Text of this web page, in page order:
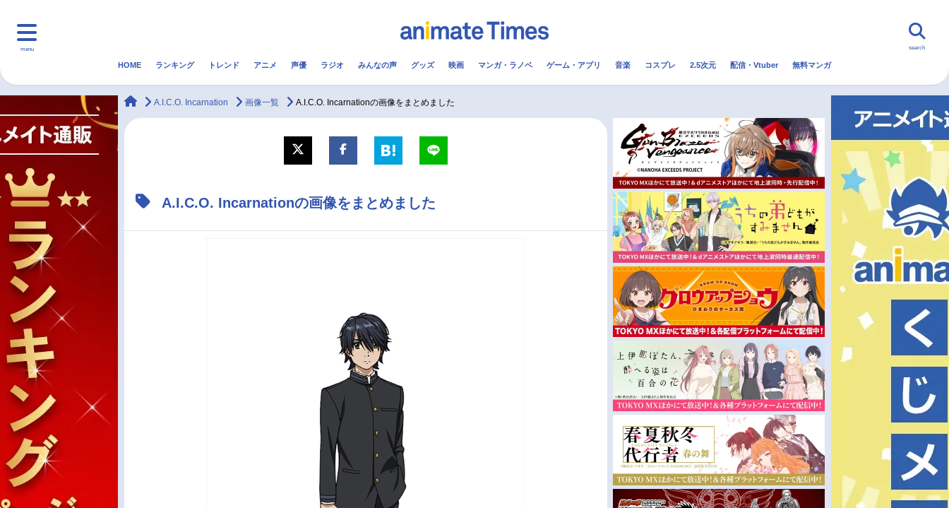
menu
マンガ・ラノベ 音楽 配信・Vtuber トレンド 無料マンガ
アニメ記事一覧
声優記事一覧
実写化映画一覧
男性声優/女性声優一覧
今期アニメ曜日別一覧
夏アニメ
秋アニメ
冬アニメ
search
HOME ランキング トレンド アニメ 声優 ラジオ みんなの声 グッズ 映画 マンガ・ラノベ ゲーム・アプリ 音楽 コスプレ 2.5次元 配信・Vtuber 無料マンガ
animateTimes
A.I.C.O. Incarnation 画像一覧 A.I.C.O. Incarnationの画像をまとめました
A.I.C.O. Incarnationの画像をまとめました